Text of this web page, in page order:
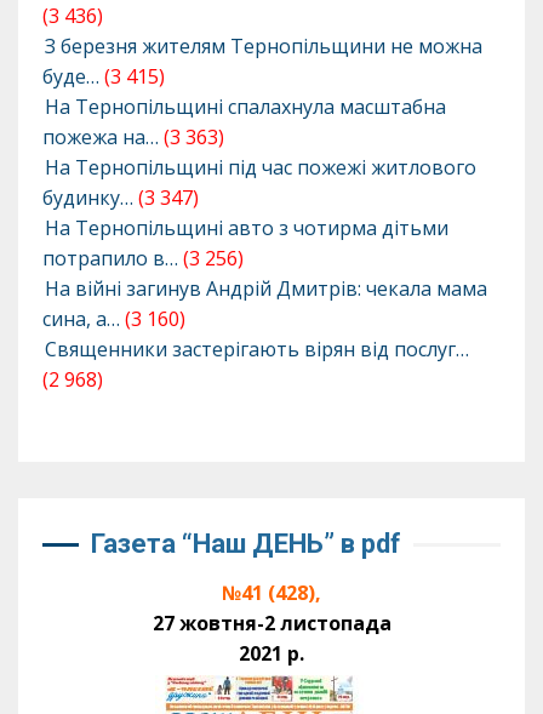
(3 436)
З березня жителям Тернопільщини не можна
буде… (3 415)
На Тернопільщині спалахнула масштабна
пожежа на… (3 363)
На Тернопільщині під час пожежі житлового
будинку… (3 347)
На Тернопільщині авто з чотирма дітьми
потрапило в… (3 256)
На війні загинув Андрій Дмитрів: чекала мама
сина, а… (3 160)
Священники застерігають вірян від послуг…
(2 968)
Газета “Наш ДЕНЬ” в pdf
№41 (428),
27 жовтня-2 листопада
2021 р.